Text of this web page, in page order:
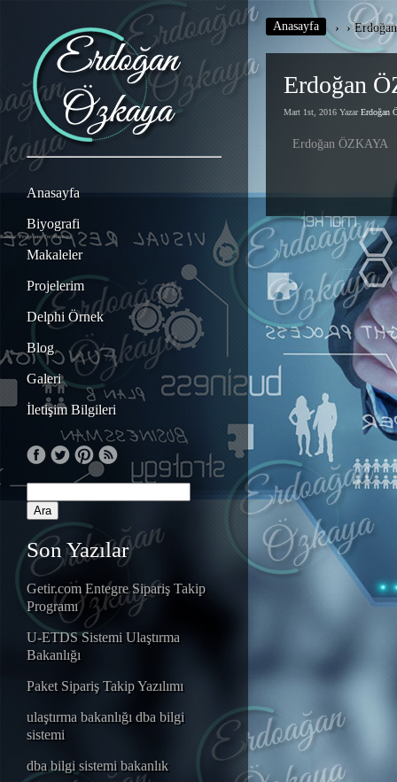
Anasayfa
Biyografi
Makaleler
Projelerim
Delphi Örnek
Blog
Galeri
İletişim Bilgileri
Son Yazılar
Getir.com Entegre Sipariş Takip
Programı
U-ETDS Sistemi Ulaştırma
Bakanlığı
Paket Sipariş Takip Yazılımı
ulaştırma bakanlığı dba bilgi
sistemi
dba bilgi sistemi bakanlık
Anasayfa › ›
Erdoğan
Mart 1st, 2016 YazarErdoğan
Erdoğan ÖZKAYA
Kantar Programı Tır Kantarı